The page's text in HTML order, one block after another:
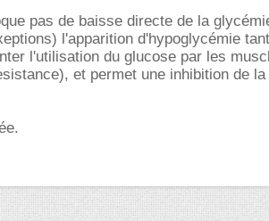
pas de baisse directe de la
l'apparition d'hypoglycémie
l'utilisation du glucose par les
et permet une inhibition de la